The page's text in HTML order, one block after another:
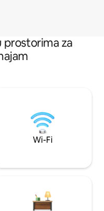
prostorima za
Wi-Fi